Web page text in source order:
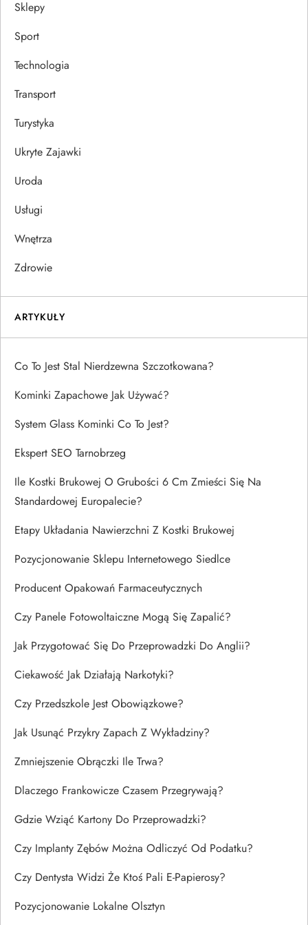
Sklepy
Sport
Technologia
Transport
Turystyka
Ukryte Zajawki
Uroda
Usługi
Wnętrza
Zdrowie
ARTYKUŁY
Co To Jest Stal Nierdzewna Szczotkowana?
Kominki Zapachowe Jak Używać?
System Glass Kominki Co To Jest?
Ekspert SEO Tarnobrzeg
Ile Kostki Brukowej O Grubości 6 Cm Zmieści Się Na
Standardowej Europalecie?
Etapy Układania Nawierzchni Z Kostki Brukowej
Pozycjonowanie Sklepu Internetowego Siedlce
Producent Opakowań Farmaceutycznych
Czy Panele Fotowoltaiczne Mogą Się Zapalić?
Jak Przygotować Się Do Przeprowadzki Do Anglii?
Ciekawość Jak Działają Narkotyki?
Czy Przedszkole Jest Obowiązkowe?
Jak Usunąć Przykry Zapach Z Wykładziny?
Zmniejszenie Obrączki Ile Trwa?
Dlaczego Frankowicze Czasem Przegrywają?
Gdzie Wziąć Kartony Do Przeprowadzki?
Czy Implanty Zębów Można Odliczyć Od Podatku?
Czy Dentysta Widzi Że Ktoś Pali E-Papierosy?
Pozycjonowanie Lokalne Olsztyn